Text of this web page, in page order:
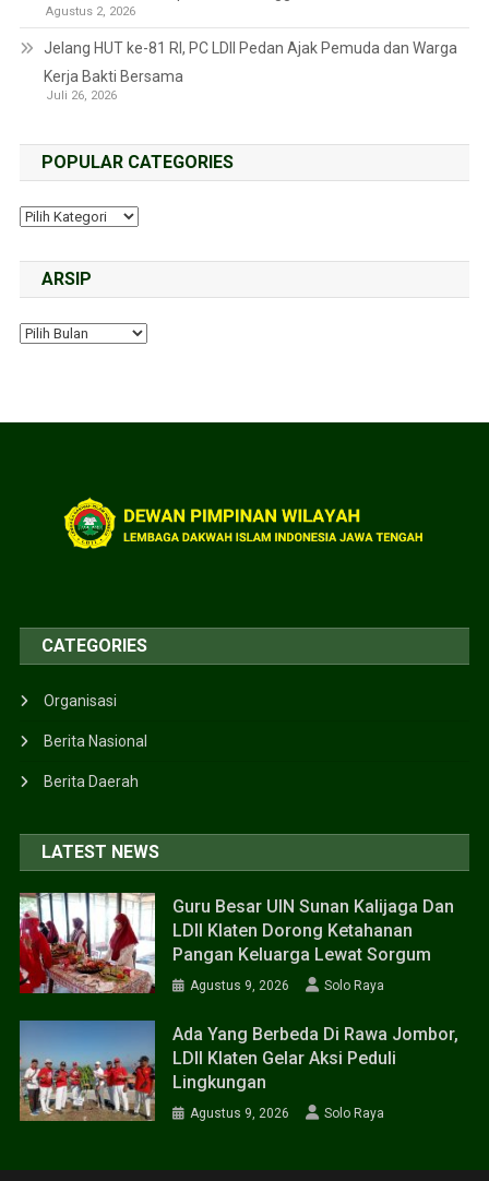
Agustus 2, 2026
Jelang HUT ke-81 RI, PC LDII Pedan Ajak Pemuda dan Warga
Kerja Bakti Bersama
Juli 26, 2026
POPULAR CATEGORIES
ARSIP
CATEGORIES
Organisasi
Berita Nasional
Berita Daerah
LATEST NEWS
Guru Besar UIN Sunan Kalijaga Dan
LDII Klaten Dorong Ketahanan
Pangan Keluarga Lewat Sorgum
Agustus 9, 2026 Solo Raya
Ada Yang Berbeda Di Rawa Jombor,
LDII Klaten Gelar Aksi Peduli
Lingkungan
Agustus 9, 2026 Solo Raya